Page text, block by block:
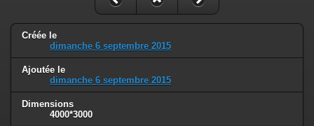
Créée le
dimanche 6 septembre 2015
Ajoutée le
dimanche 6 septembre 2015
Dimensions
4000*3000